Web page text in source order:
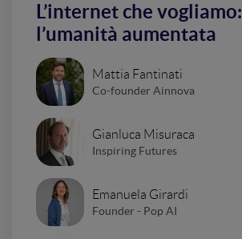
L’internet che vogliamo:
l’umanità aumentata
Mattia Fantinati
Co-founder Ainnova
Gianluca Misuraca
Inspiring Futures
Emanuela Girardi
Founder - Pop AI